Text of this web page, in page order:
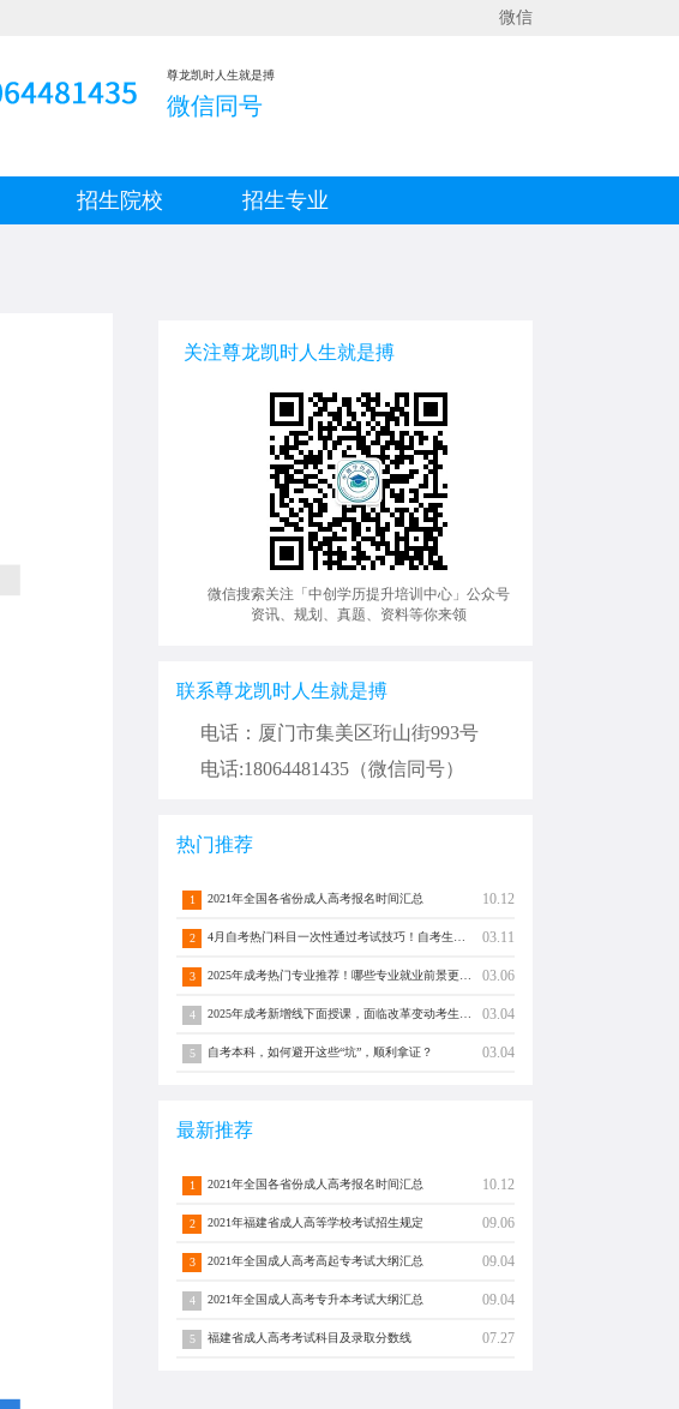
微信
尊龙凯时人生就是搏
微信同号
招生院校 招生专业
关注尊龙凯时人生就是搏
微信搜索关注「中创学历提升培训中心」公众号
资讯、规划、真题、资料等你来领
联系尊龙凯时人生就是搏
电话：厦门市集美区珩山街993号
电话:18064481435（微信同号）
热门推荐
1 2021年全国各省份成人高考报名时间汇总 10.12
2 03.11
3 03.06
4 03.04
5 自考本科，如何避开这些“坑”，顺利拿证？ 03.04
最新推荐
1 2021年全国各省份成人高考报名时间汇总 10.12
2 2021年福建省成人高等学校考试招生规定 09.06
3 2021年全国成人高考高起专考试大纲汇总 09.04
4 2021年全国成人高考专升本考试大纲汇总 09.04
5 福建省成人高考考试科目及录取分数线 07.27